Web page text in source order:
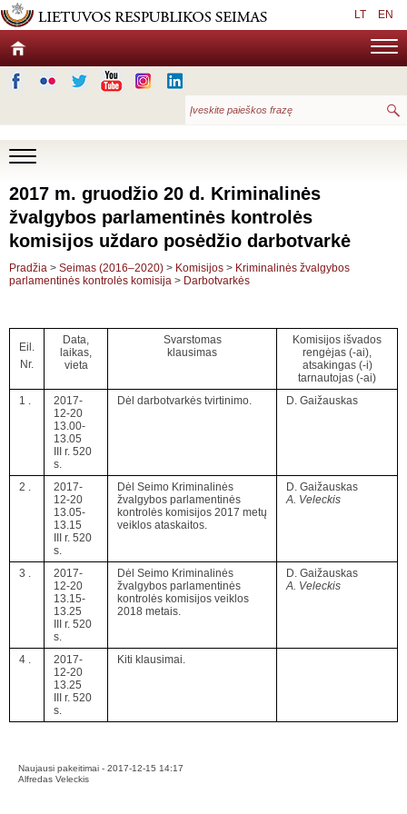
LT EN
2017 m. gruodžio 20 d. Kriminalinės
žvalgybos parlamentinės kontrolės
komisijos uždaro posėdžio darbotvarkė
Pradžia > Seimas (2016–2020) > Komisijos > Kriminalinės žvalgybos
parlamentinės kontrolės komisija > Darbotvarkės
Eil.
Nr.
Data,
laikas,
vieta
Svarstomas
klausimas
Komisijos išvados
rengėjas (-ai),
atsakingas (-i)
tarnautojas (-ai)
1 .
2017-
12-20
13.00-
13.05
III r. 520
s.
Dėl darbotvarkės tvirtinimo. D. Gaižauskas
2 .
2017-
12-20
13.05-
13.15
III r. 520
s.
Dėl Seimo Kriminalinės
žvalgybos parlamentinės
kontrolės komisijos 2017 metų
veiklos ataskaitos.
D. Gaižauskas
A. Veleckis
3 .
2017-
12-20
13.15-
13.25
III r. 520
s.
Dėl Seimo Kriminalinės
žvalgybos parlamentinės
kontrolės komisijos veiklos
2018 metais.
D. Gaižauskas
A. Veleckis
4 .
2017-
12-20
13.25
III r. 520
s.
Kiti klausimai.
Naujausi pakeitimai - 2017-12-15 14:17
Alfredas Veleckis